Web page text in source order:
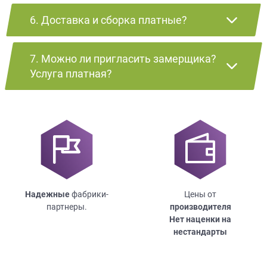
6. Доставка и сборка платные?
7. Можно ли пригласить замерщика?
Услуга платная?
Надежныефабрики-
партнеры.
Цены от
производителя
Нет наценки на
нестандарты